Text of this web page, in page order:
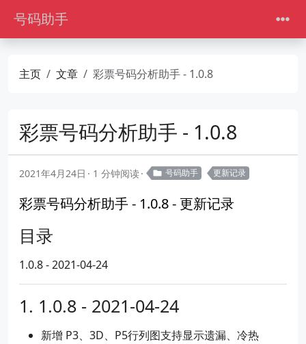
号码助手
主页 文章 彩票号码分析助手 - 1.0.8
彩票号码分析助手 - 1.0.8
2021年4月24日 1 分钟阅读 号码助手 更新记录
彩票号码分析助手 - 1.0.8 - 更新记录
目录
1.0.8 - 2021-04-24
1.0.8 - 2021-04-24
新增 P3、3D、P5行列图支持显示遗漏、冷热